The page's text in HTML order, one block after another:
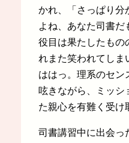
かれ、「さっぱり分
よね、あなた司書だ
役目は果たしたもの
れまた笑われてしま
ははっ。理系のセン
呟きながら、ミッシ
た親心を有難く受け
司書講習中に出会っ